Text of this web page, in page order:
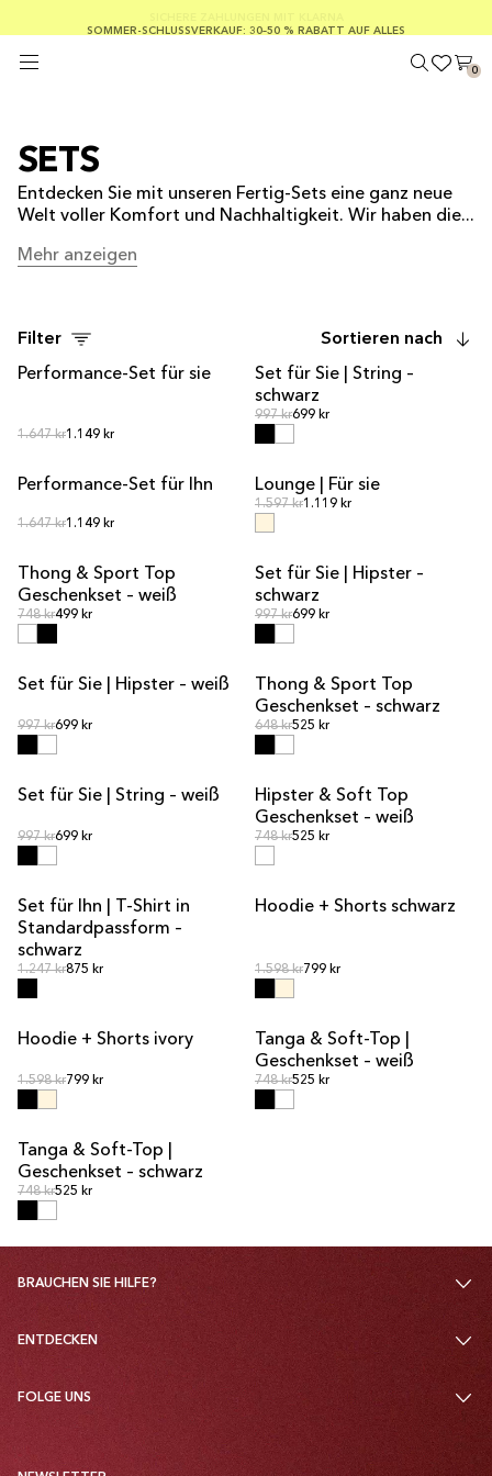
0
SETS
Entdecken Sie mit unseren Fertig-Sets eine ganz neue
Welt voller Komfort und Nachhaltigkeit. Wir haben die...
Mehr anzeigen
Filter Sortieren nach
Sets-Angebot
Performance-Set für sie
Normalpreis
1.647 krNormalpreis
1.149 kr
Sets-Angebot
Set für Sie | String –
schwarz
Normalpreis
997 krNormalpreis
699 kr
Sets-Angebot
Performance-Set für Ihn
Normalpreis
1.647 krNormalpreis
1.149 kr
Sets-Angebot
Lounge | Für sie
Normalpreis
1.597 krNormalpreis
1.119 kr
Sets-Angebot
Thong & Sport Top
Geschenkset – weiß
Normalpreis
748 krNormalpreis
499 kr
Sets-Angebot
Set für Sie | Hipster –
schwarz
Normalpreis
997 krNormalpreis
699 kr
Sets-Angebot
Set für Sie | Hipster – weiß
Normalpreis
997 krNormalpreis
699 kr
Sets-Angebot
Thong & Sport Top
Geschenkset – schwarz
Normalpreis
648 krNormalpreis
525 kr
Sets-Angebot
Set für Sie | String – weiß
Normalpreis
997 krNormalpreis
699 kr
Sets-Angebot
Hipster & Soft Top
Geschenkset – weiß
Normalpreis
748 krNormalpreis
525 kr
Sets-Angebot
Set für Ihn | T-Shirt in
Standardpassform –
schwarz
Normalpreis
1.247 krNormalpreis
875 kr
Sets-Angebot
Hoodie + Shorts schwarz
Normalpreis
1.598 krNormalpreis
799 kr
Sets-Angebot
Hoodie + Shorts ivory
Normalpreis
1.598 krNormalpreis
799 kr
Sets-Angebot
Tanga & Soft-Top |
Geschenkset – weiß
Normalpreis
748 krNormalpreis
525 kr
Sets-Angebot
Tanga & Soft-Top |
Geschenkset – schwarz
Normalpreis
748 krNormalpreis
525 kr
BRAUCHEN SIE HILFE?
ENTDECKEN
FOLGE UNS